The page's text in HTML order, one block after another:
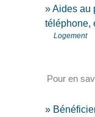
Aides au
téléphone,
Logement
Pour en